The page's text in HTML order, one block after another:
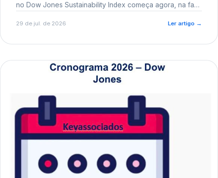
no Dow Jones Sustainability Index começa agora, na fase
29 de jul. de 2026 Ler artigo →